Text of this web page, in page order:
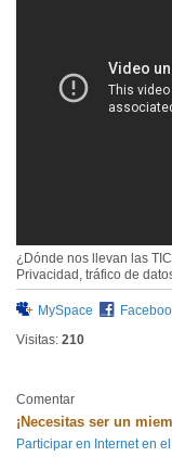
¿Dónde nos llevan las
Privacidad, tráfico de
MySpace
Visitas: 210
Comentar
¡Necesitas ser un
Participar en Internet en